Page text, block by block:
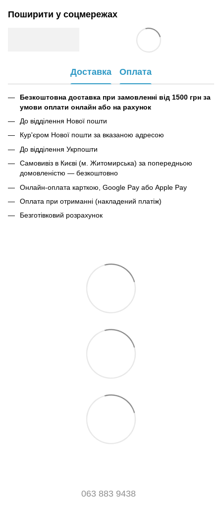
Поширити у соцмережах
Доставка Оплата
Безкоштовна доставка при замовленні від 1500 грн за
умови оплати онлайн або на рахунок
До відділення Нової пошти
Кур'єром Нової пошти за вказаною адресою
До відділення Укрпошти
Самовивіз в Києві (м. Житомирська) за попередньою
домовленістю — безкоштовно
Онлайн-оплата карткою, Google Pay або Apple Pay
Оплата при отриманні (накладений платіж)
Безготівковий розрахунок
063 883 9438